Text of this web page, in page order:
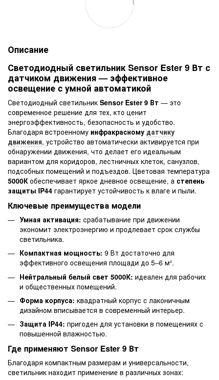
Описание
Светодиодный светильник Sensor Ester 9 Вт с
датчиком движения — эффективное
освещение с умной автоматикой
Светодиодный светильник Sensor Ester 9 Вт — это
современное решение для тех, кто ценит
энергоэффективность, безопасность и удобство.
Благодаря встроенному инфракрасному датчику
движения, устройство автоматически активируется при
обнаружении движения, что делает его идеальным
вариантом для коридоров, лестничных клеток, санузлов,
подсобных помещений и подъездов. Цветовая температура
5000К обеспечивает яркое дневное освещение, а степень
защиты IP44 гарантирует устойчивость к влаге и пыли.
Ключевые преимущества модели
Умная активация: срабатывание при движении
экономит электроэнергию и продлевает срок службы
светильника.
Компактная мощность: 9 Вт достаточно для
эффективного освещения площади до 5–6 м².
Нейтральный белый свет 5000К: идеален для рабочих
и общественных помещений.
Форма корпуса: квадратный корпус с лаконичным
дизайном вписывается в современный интерьер.
Защита IP44: пригоден для установки в помещениях с
повышенной влажностью.
Где применяют Sensor Ester 9 Вт
Благодаря компактным размерам и универсальности,
светильник находит применение в различных зонах: